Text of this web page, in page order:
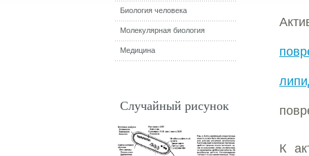
К
Биология человека
Молекулярная биология
Медицина
Случайный рисунок